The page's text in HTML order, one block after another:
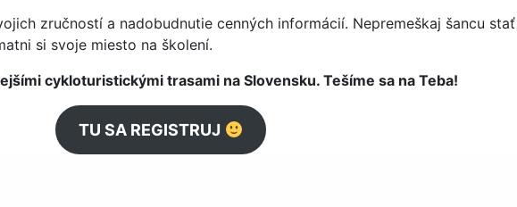
zručností a nadobudnutie cenných informácií. Nepremeškaj šancu
si svoje miesto na školení.
cykloturistickými trasami na Slovensku. Tešíme sa na Teba!
TU SA REGISTRUJ